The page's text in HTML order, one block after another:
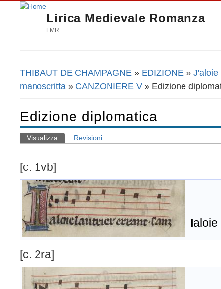
Lirica Medievale Romanza
LMR
Tu sei qui
THIBAUT DE CHAMPAGNE » EDIZIONE » J'aloie
manoscritta » CANZONIERE V » Edizione
Edizione diplomatica
Schede primarie
Visualizza (scheda attiva)
Revisioni
[c. 1vb]
I
[c. 2ra]